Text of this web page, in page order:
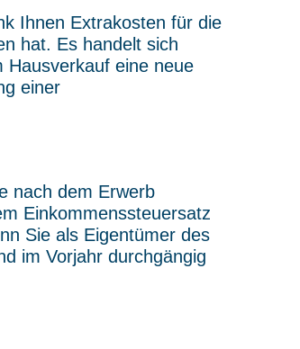
Ihnen Extrakosten für die
hat. Es handelt sich
Hausverkauf eine neue
einer
nach dem Erwerb
Einkommenssteuersatz
Sie als Eigentümer des
im Vorjahr durchgängig